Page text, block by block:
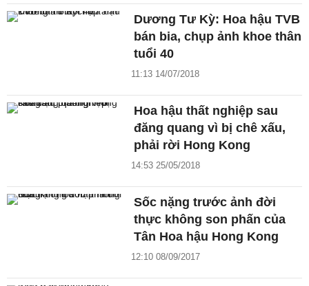
Dương Tư Kỳ: Hoa hậu TVB
bán bia, chụp ảnh khoe thân
tuổi 40
11:13 14/07/2018
Hoa hậu thất nghiệp sau
đăng quang vì bị chê xấu,
phải rời Hong Kong
14:53 25/05/2018
Sốc nặng trước ảnh đời
thực không son phấn của
Tân Hoa hậu Hong Kong
12:10 08/09/2017